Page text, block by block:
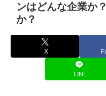
ンはどんな企業か
か？
X
LINE